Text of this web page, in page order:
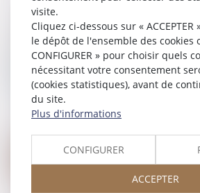
Clauses attributives de
langue du renvoi aux CGV
23 MAI
Les taux 2025 des
publiés !
visite.
Cliquez ci-dessous sur «
le dépôt de l'ensemble des cookies
CONFIGURER » pour choisir quels
nécessitant votre consentement
(cookies statistiques), avant de
du site.
Plus d'informations
CONFIGURER
ACCEPTER